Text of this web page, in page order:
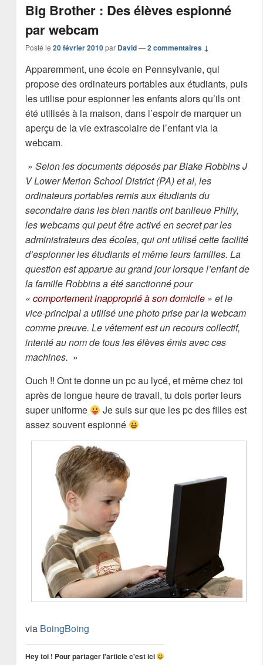
Big Brother : Des élèves espionné
par webcam
Posté le 20 février 2010 par David —2 commentaires ↓
Apparemment, une école en Pennsylvanie, qui
propose des ordinateurs portables aux étudiants, puis
les utilise pour espionner les enfants alors qu’ils ont
été utilisés à la maison, dans l’espoir de marquer un
aperçu de la vie extrascolaire de l’enfant via la
webcam.
» Selon les documents déposés par Blake Robbins J
V Lower Merion School District (PA) et al, les
ordinateurs portables remis aux étudiants du
secondaire dans les bien nantis ont banlieue Philly,
les webcams qui peut être activé en secret par les
administrateurs des écoles, qui ont utilisé cette facilité
d’espionner les étudiants et même leurs familles. La
question est apparue au grand jour lorsque l’enfant de
la famille Robbins a été sanctionné pour
« comportement inapproprié à son domicile» et le
vice-principal a utilisé une photo prise par la webcam
comme preuve. Le vêtement est un recours collectif,
intenté au nom de tous les élèves émis avec ces
machines. »
Ouch !! Ont te donne un pc au lycé, et même chez toi
après de longue heure de travail, tu dois porter leurs
super uniforme
Je suis sur que les pc des filles est
assez souvent espionné
via BoingBoing
Hey toi ! Pour partager l'article c'est ici